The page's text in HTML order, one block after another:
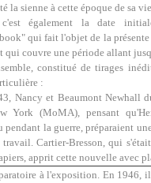
la sienne à cette époque de sa
c'est également la date
qui fait l'objet de la
qui couvre une période allant
constitué de tirages
:
Nancy et Beaumont Newhall
York (MoMA), pensant
pendant la guerre, préparaient
travail. Cartier-Bresson, qui
apprit cette nouvelle avec
à l'exposition. En 1946,